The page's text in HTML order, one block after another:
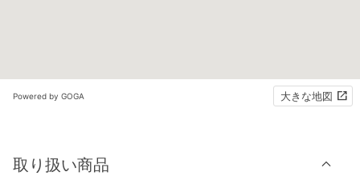
Powered by GOGA 大きな地図
取り扱い商品